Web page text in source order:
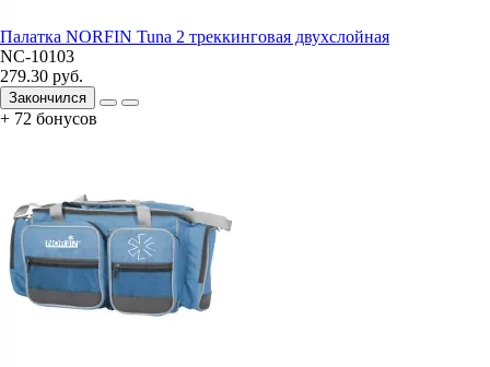
Палатка NORFIN Tuna 2 треккинговая двухслойная
NC-10103
279.30 руб.
Закончился
+ 72 бонусов